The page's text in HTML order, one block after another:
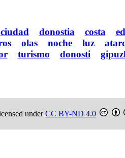
ciudad donostia costa
olas noche luz
turismo donosti
underCC BY-ND 4.0